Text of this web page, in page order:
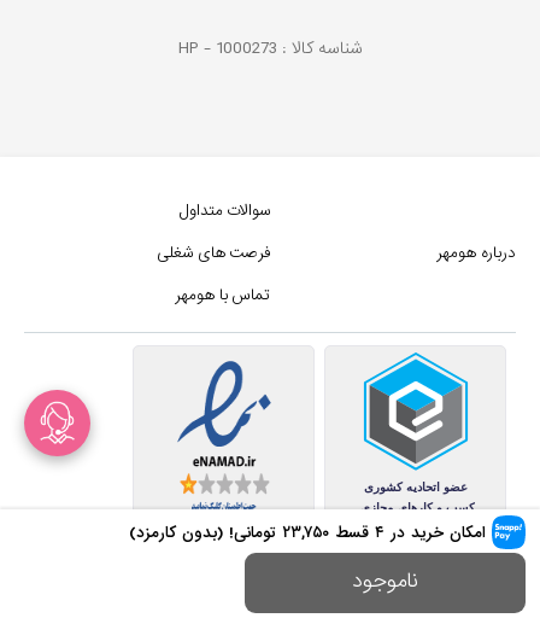
امکان خرید در ۴ قسط ۲۳,۷۵۰ تومانی! (بدون کارمزد)
ناموجود
شناسه کالا : HP - 1000273
درباره هومهر
سوالات متداول
فرصت های شغلی
تماس با هومهر
کلیه حقوق این سایت متعلق به
مجموع فروشگاه های هومهر (فروشگاه آنلاین هومهر) میباشد.